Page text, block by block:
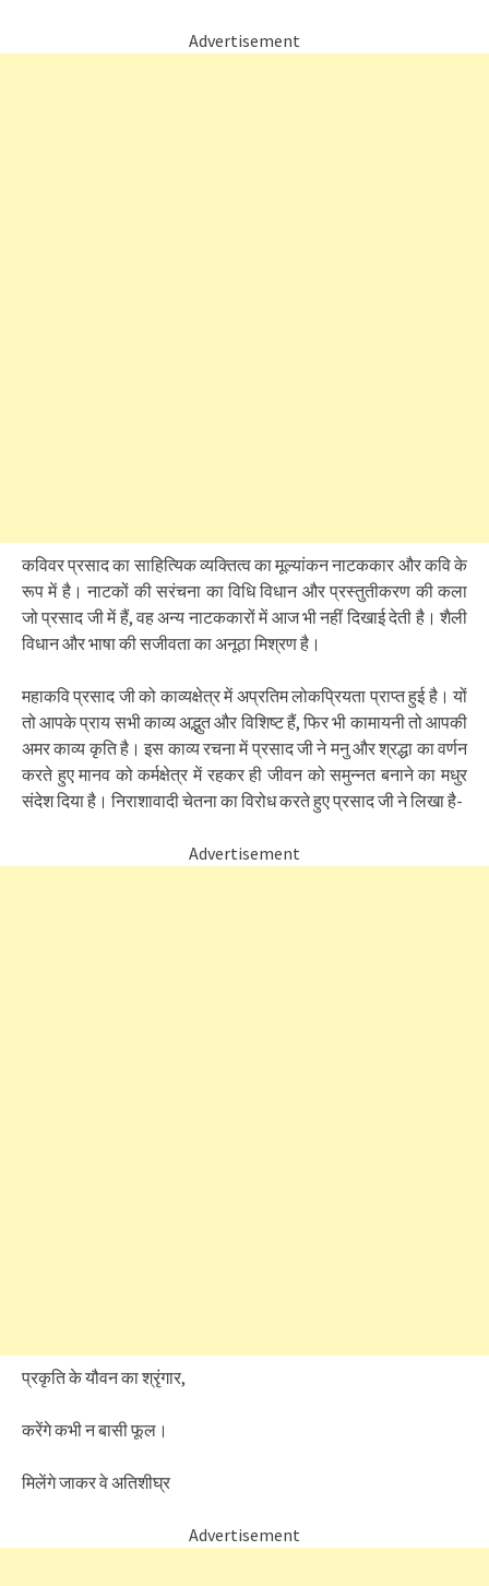
Advertisement
कविवर प्रसाद का साहित्यिक व्यक्तित्व का मूल्यांकन नाटककार और कवि के
रूप में है। नाटकों की सरंचना का विधि विधान और प्रस्तुतीकरण की कला
जो प्रसाद जी में हैं, वह अन्य नाटककारों में आज भी नहीं दिखाई देती है। शैली
विधान और भाषा की सजीवता का अनूठा मिश्रण है।
महाकवि प्रसाद जी को काव्यक्षेत्र में अप्रतिम लोकप्रियता प्राप्त हुई है। यों
तो आपके प्राय सभी काव्य अद्भुत और विशिष्ट हैं, फिर भी कामायनी तो आपकी
अमर काव्य कृति है। इस काव्य रचना में प्रसाद जी ने मनु और श्रद्धा का वर्णन
करते हुए मानव को कर्मक्षेत्र में रहकर ही जीवन को समुन्नत बनाने का मधुर
संदेश दिया है। निराशावादी चेतना का विरोध करते हुए प्रसाद जी ने लिखा है-
Advertisement
प्रकृति के यौवन का श्रृंगार,
करेंगे कभी न बासी फूल।
मिलेंगे जाकर वे अतिशीघ्र
Advertisement